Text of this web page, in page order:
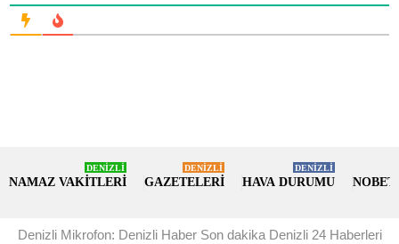
NAMAZ VAKİTLERİ
DENİZLİ
GAZETELERİ
DENİZLİ
HAVA DURUMU
DENİZLİ
Denizli Mikrofon: Denizli Haber Son dakika Denizli 24 Haberleri